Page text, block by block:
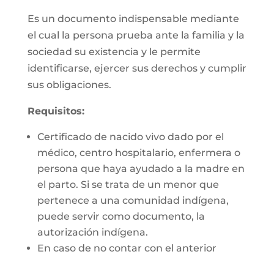
Es un documento indispensable mediante
el cual la persona prueba ante la familia y la
sociedad su existencia y le permite
identificarse, ejercer sus derechos y cumplir
sus obligaciones.
Requisitos:
Certificado de nacido vivo dado por el
médico, centro hospitalario, enfermera o
persona que haya ayudado a la madre en
el parto. Si se trata de un menor que
pertenece a una comunidad indígena,
puede servir como documento, la
autorización indígena.
En caso de no contar con el anterior